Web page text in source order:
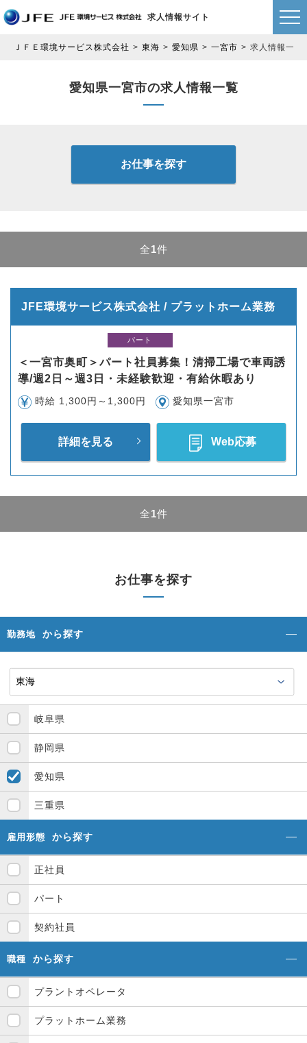
求人情報サイト
ＪＦＥ環境サービス株式会社 東海 愛知県 一宮市 求人情報一覧
愛知県一宮市の求人情報一覧
お仕事を探す
全1件
JFE環境サービス株式会社 / プラットホーム業務
パート
＜一宮市奥町＞パート社員募集！清掃工場で車両誘
導/週2日～週3日・未経験歓迎・有給休暇あり
時給 1,300円～1,300円 愛知県一宮市
詳細を見る Web応募
全1件
お仕事を探す
勤務地 から探す
岐阜県
静岡県
愛知県
三重県
雇用形態 から探す
正社員
パート
契約社員
職種 から探す
プラントオペレータ
プラットホーム業務